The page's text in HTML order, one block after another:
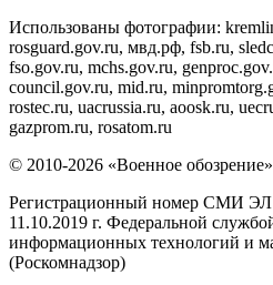
Использованы фотографии:
rosguard.gov.ru, мвд.рф, fsb.ru,
fso.gov.ru, mchs.gov.ru,
council.gov.ru, mid.ru,
rostec.ru, uacrussia.ru, aoosk.ru,
gazprom.ru, rosatom.ru
© 2010-2026 «Военное обозрение»
Регистрационный номер СМИ
11.10.2019 г. Федеральной
информационных технологий и
(Роскомнадзор)